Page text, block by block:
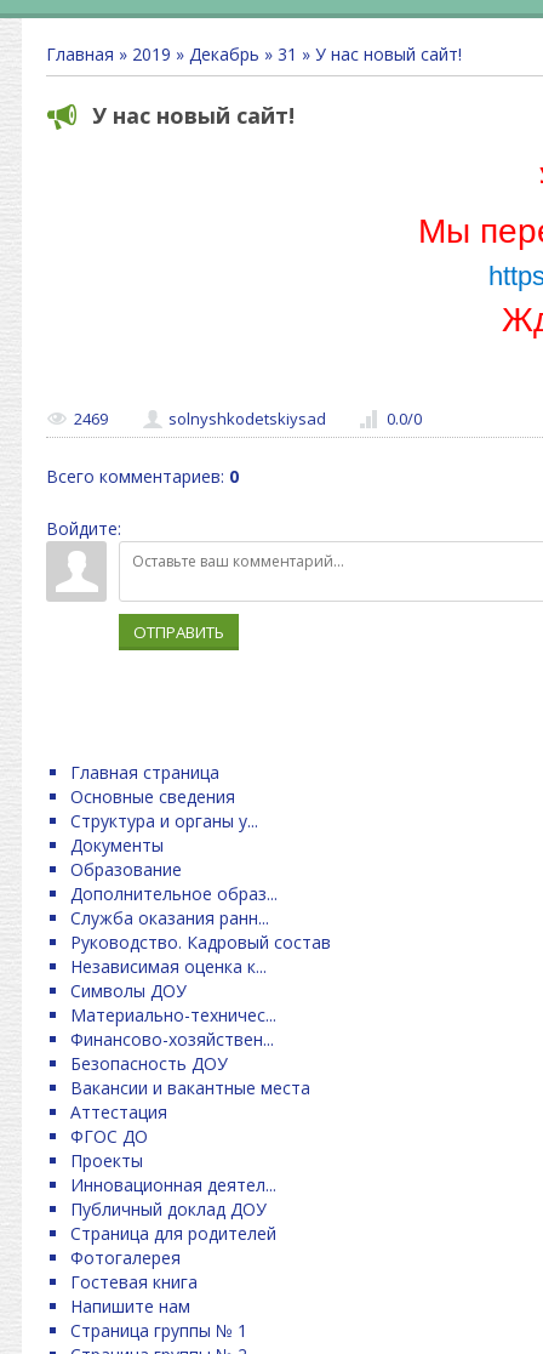
Главная » 2019 » Декабрь » 31 » У нас новый сайт!
У нас новый сайт!
Мы
2469 solnyshkodetskiysad 0.0/0
Всего комментариев: 0
Войдите:
ОТПРАВИТЬ
Главная страница
Основные сведения
Структура и органы у...
Документы
Образование
Дополнительное образ...
Служба оказания ранн...
Руководство. Кадровый состав
Независимая оценка к...
Символы ДОУ
Материально-техничес...
Финансово-хозяйствен...
Безопасность ДОУ
Вакансии и вакантные места
Аттестация
ФГОС ДО
Проекты
Инновационная деятел...
Публичный доклад ДОУ
Страница для родителей
Фотогалерея
Гостевая книга
Напишите нам
Страница группы № 1